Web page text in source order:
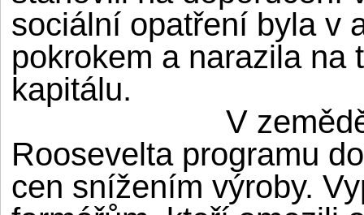
sociální opatření byla v
pokrokem a narazila na
kapitálu.
V
Roosevelta programu
cen snížením výroby.